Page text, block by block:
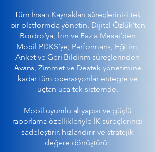
Tüm İnsan Kaynakları süreçlerinizi tek
bir platformda yönetin. Dijital Özlük’ten
Bordro’ya, İzin ve Fazla Mesai’den
Mobil PDKS’ye; Performans, Eğitim,
Anket ve Geri Bildirim süreçlerinden
Avans, Zimmet ve Destek yönetimine
kadar tüm operasyonlar entegre ve
uçtan uca tek sistemde.
Mobil uyumlu altyapısı ve güçlü
raporlama özellikleriyle İK süreçlerinizi
sadeleştirir, hızlandırır ve stratejik
değere dönüştürür.